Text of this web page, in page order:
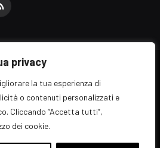
privacy
la tua esperienza di
o contenuti personalizzati e
Cliccando “Accetta tutti”,
dei cookie.
Designed by ARvis.it
giornalistica di carattere generalista
di Roma - Numero 389/2008
Raffaella Roani - ISSN: 2036-783X
88 - 00198 Roma CF/PI/R.I.